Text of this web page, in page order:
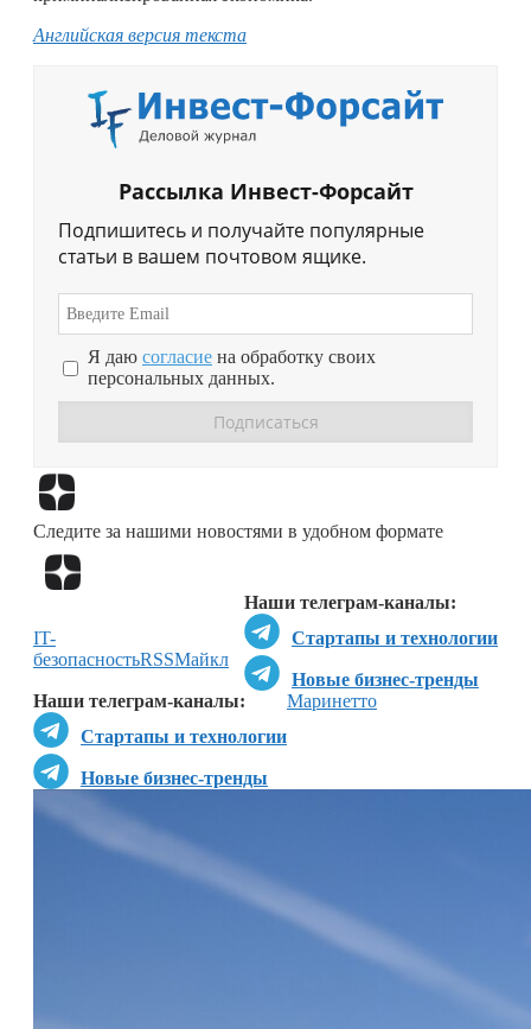
Английская версия текста
Рассылка Инвест-Форсайт
Подпишитесь и получайте популярные
статьи в вашем почтовом ящике.
Я даю согласие на обработку своих
персональных данных.
Следите за нашими новостями в удобном формате
Наши телеграм-каналы:
Стартапы и технологии
Новые бизнес-тренды
Наши телеграм-каналы:
Стартапы и технологии
Новые бизнес-тренды
IT-
безопасностьRSSМайкл
Маринетто